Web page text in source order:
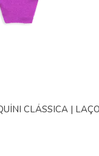
CLÁSSICA | LAÇO